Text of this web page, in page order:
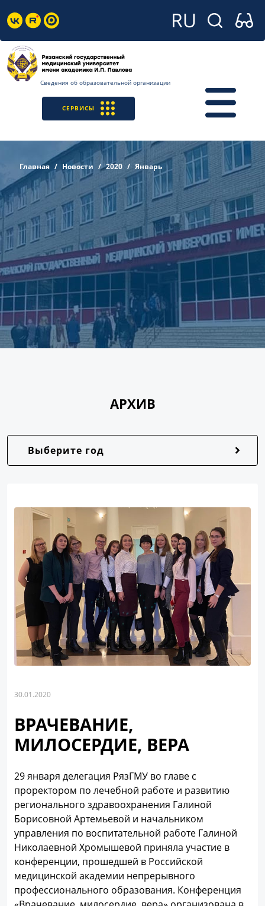
Сведения об образовательной организации
СЕРВИСЫ
Главная Новости 2020 Январь
АРХИВ
Выберите год
30.01.2020
ВРАЧЕВАНИЕ,
МИЛОСЕРДИЕ, ВЕРА
29 января делегация РязГМУ во главе с
проректором по лечебной работе и развитию
регионального здравоохранения Галиной
Борисовной Артемьевой и начальником
управления по воспитательной работе Галиной
Николаевной Хромышевой приняла участие в
конференции, прошедшей в Российской
медицинской академии непрерывного
профессионального образования. Конференция